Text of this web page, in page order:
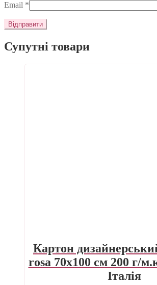
Email *
Супутні товари
Картон
rosa 70х100 см 200 г/
Італія